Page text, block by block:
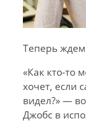
Теперь
«Как кто-то
хочет, если
видел?» —
Джобс в